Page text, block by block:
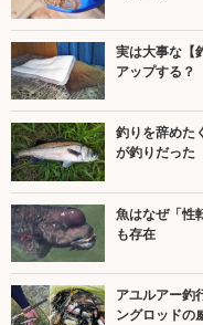
実は大事な【
アップする？
釣りを辞めた
が釣りだった
魚はなぜ「性
も存在
アユルアー釣
ングロッドの